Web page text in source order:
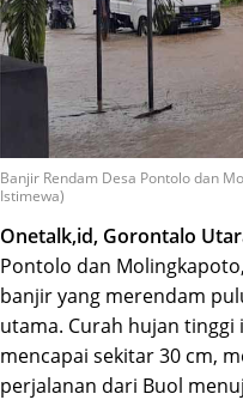
Banjir Rendam Desa Pontolo dan
Istimewa)
Onetalk,id, Gorontalo
Pontolo dan
banjir yang merendam
utama. Curah hujan
mencapai sekitar 30 cm,
perjalanan dari Buol